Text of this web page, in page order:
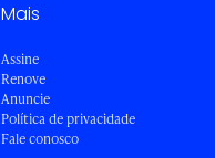
Mais
Assine
Renove
Anuncie
Política de privacidade
Fale conosco